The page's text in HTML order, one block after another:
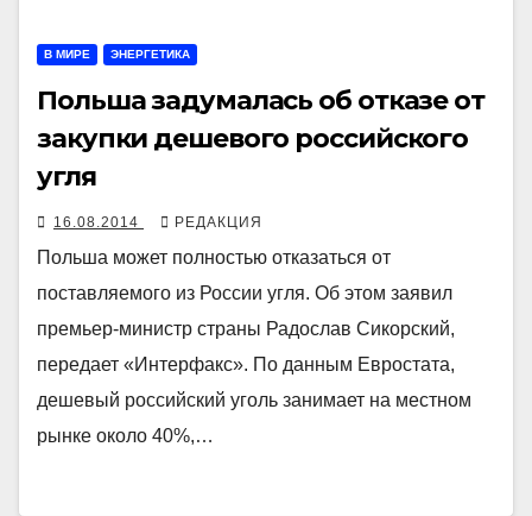
В МИРЕ ЭНЕРГЕТИКА
Польша задумалась об отказе от
закупки дешевого российского
угля
16.08.2014 РЕДАКЦИЯ
Польша может полностью отказаться от
поставляемого из России угля. Об этом заявил
премьер-министр страны Радослав Сикорский,
передает «Интерфакс». По данным Евростата,
дешевый российский уголь занимает на местном
рынке около 40%,…